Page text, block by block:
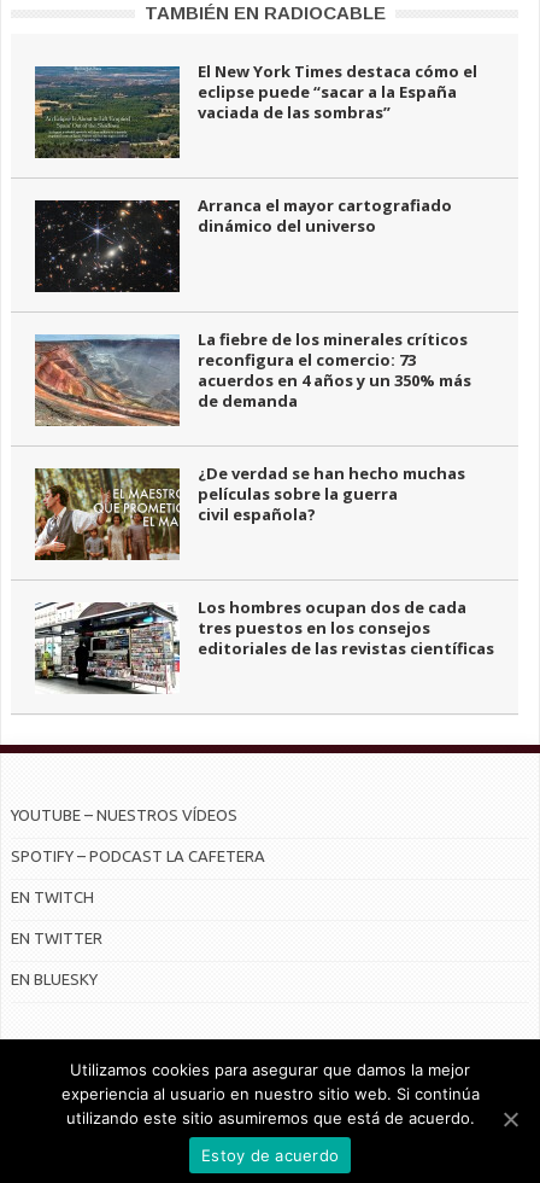
TAMBIÉN EN RADIOCABLE
El New York Times destaca cómo el
eclipse puede “sacar a la España
vaciada de las sombras”
Arranca el mayor cartografiado
dinámico del universo
La fiebre de los minerales críticos
reconfigura el comercio: 73
acuerdos en 4 años y un 350% más
de demanda
¿De verdad se han hecho muchas
películas sobre la guerra
civil española?
Los hombres ocupan dos de cada
tres puestos en los consejos
editoriales de las revistas científicas
YOUTUBE – NUESTROS VÍDEOS
SPOTIFY – PODCAST LA CAFETERA
EN TWITCH
EN TWITTER
EN BLUESKY
© Radiocable en Internet S.L.
CONTRATO DE SERVICIOS Y POLÍTICA DE PRIVACIDAD
Utilizamos cookies para asegurar que damos la mejor
experiencia al usuario en nuestro sitio web. Si continúa
utilizando este sitio asumiremos que está de acuerdo.
Estoy de acuerdo